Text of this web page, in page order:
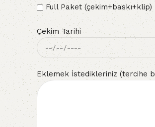
Full Paket (çekim+baskı+klip)
Çekim Tarihi
Eklemek İstedikleriniz (tercihe